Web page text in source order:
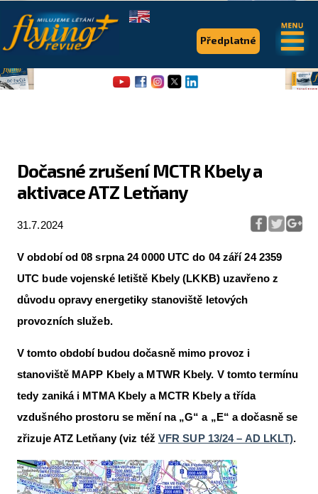
Dočasné zrušení MCTR Kbely a
aktivace ATZ Letňany
31.7.2024
V období od 08 srpna 24 0000 UTC do 04 září 24 2359
UTC bude vojenské letiště Kbely (LKKB) uzavřeno z
důvodu opravy energetiky stanoviště letových
provozních služeb.
V tomto období budou dočasně mimo provoz i
stanoviště MAPP Kbely a MTWR Kbely. V tomto termínu
tedy zaniká i MTMA Kbely a MCTR Kbely a třída
vzdušného prostoru se mění na „G“ a „E“ a dočasně se
zřizuje ATZ Letňany (viz též VFR SUP 13/24 – AD LKLT).
Předplatné
.
Flying Revue
Pro piloty
Série & speciály
Letecká muzea
VFR Communication app
The SAFE Guide app
Nabídky práce v letectví